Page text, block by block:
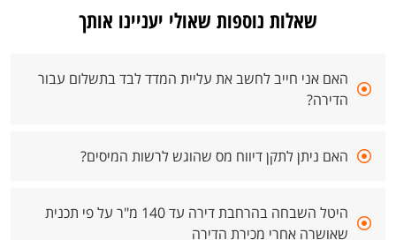
שאלות נוספות שאולי יעניינו אותך
האם אני חייב לחשב את עליית המדד לבד בתשלום עבור
הדירה?
האם ניתן לתקן דיווח מס שהוגש לרשות המיסים?
היטל השבחה בהרחבת דירה עד 140 מ"ר על פי תכנית
שאושרה אחרי מכירת הדירה